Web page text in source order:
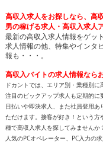
高収入求人をお探しなら、高
男の稼げる求人・高収入求人
最新の高収入求人情報をゲッ
求人情報の他、特集やインタ
報も・・・。
高収入バイトの求人情報なら
ドカントでは、エリア別・業種別に
注目のピックアップ求人も定期的に
日払いや即決求人、また社員登用
ただけます。接客が好き！という
種で高収入求人を探してみませんか
人気のPCオペレーター、PC入力の